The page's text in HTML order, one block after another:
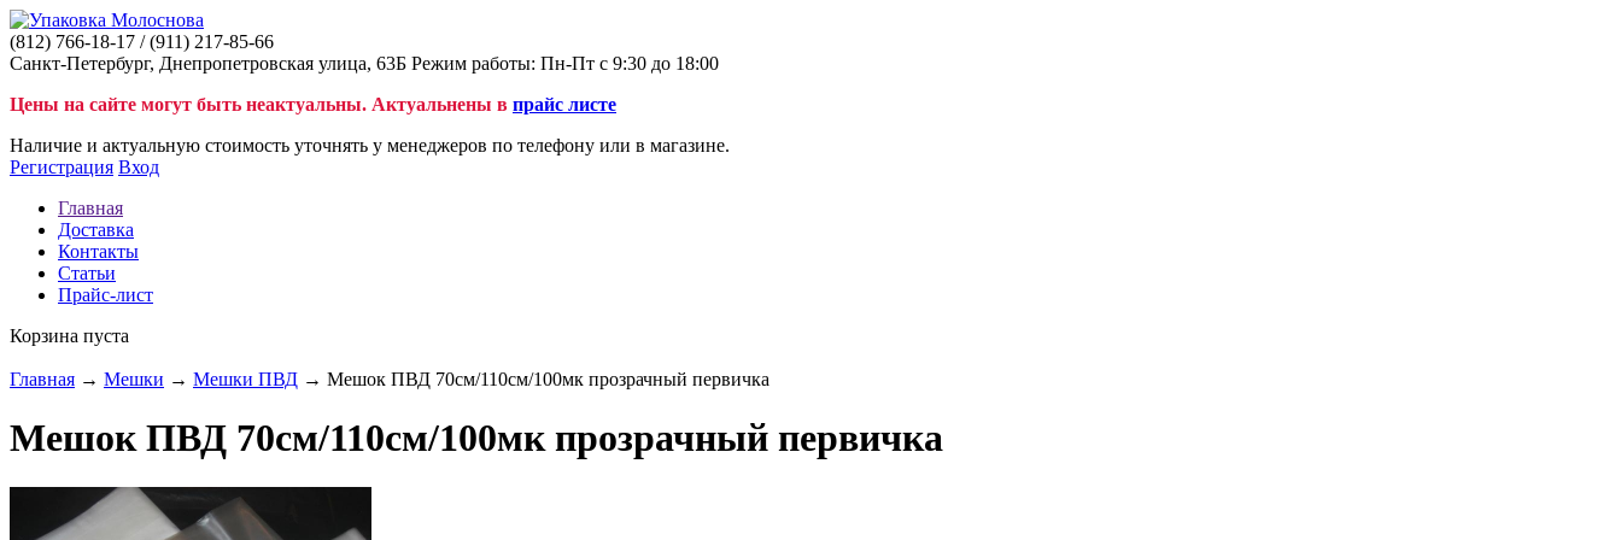
(812) 766-18-17 / (911) 217-85-66
Санкт-Петербург, Днепропетровская улица, 63Б Режим работы: Пн-Пт с 9:30 до 18:00
Цены на сайте могут быть неактуальны. Актуальнены в прайс листе
Наличие и актуальную стоимость уточнять у менеджеров по телефону или в магазине.
Регистрация Вход
Главная
Доставка
Контакты
Статьи
Прайс-лист
Корзина пуста
Главная → Мешки → Мешки ПВД → Мешок ПВД 70см/110см/100мк прозрачный первичка
Мешок ПВД 70см/110см/100мк прозрачный первичка